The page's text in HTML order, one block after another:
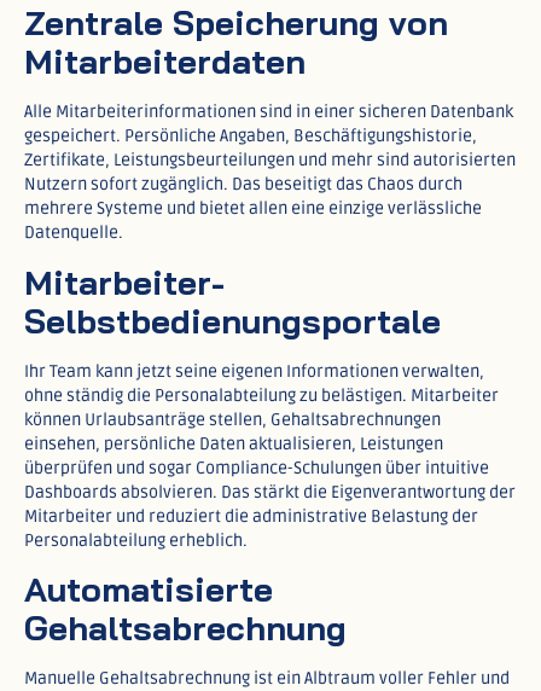
Zentrale Speicherung von
Mitarbeiterdaten
Alle Mitarbeiterinformationen sind in einer sicheren Datenbank
gespeichert. Persönliche Angaben, Beschäftigungshistorie,
Zertifikate, Leistungsbeurteilungen und mehr sind autorisierten
Nutzern sofort zugänglich. Das beseitigt das Chaos durch
mehrere Systeme und bietet allen eine einzige verlässliche
Datenquelle.​
Mitarbeiter-
Selbstbedienungsportale
Ihr Team kann jetzt seine eigenen Informationen verwalten,
ohne ständig die Personalabteilung zu belästigen. Mitarbeiter
können Urlaubsanträge stellen, Gehaltsabrechnungen
einsehen, persönliche Daten aktualisieren, Leistungen
überprüfen und sogar Compliance-Schulungen über intuitive
Dashboards absolvieren. Das stärkt die Eigenverantwortung der
Mitarbeiter und reduziert die administrative Belastung der
Personalabteilung erheblich.​
Automatisierte
Gehaltsabrechnung
Manuelle Gehaltsabrechnung ist ein Albtraum voller Fehler und